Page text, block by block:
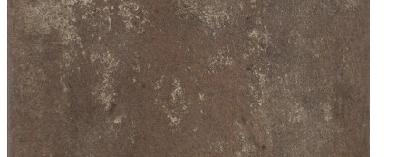
Польша
ПроизводительPARADYZ CERAMICA
КоллекцияParadyz Ceramica ILARIO BROWN
Тип плитки Ступень
Размеры
Размеры
33х33 см
Толщина 11 мм
Ширина
33 см
Длина 33 см